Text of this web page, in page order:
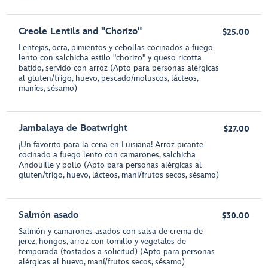
Creole Lentils and "Chorizo"
Lentejas, ocra, pimientos y cebollas cocinados a fuego
lento con salchicha estilo "chorizo" y queso ricotta
batido, servido con arroz (Apto para personas alérgicas
al gluten/trigo, huevo, pescado/moluscos, lácteos,
maníes, sésamo)
$25.00
Jambalaya de Boatwright
¡Un favorito para la cena en Luisiana! Arroz picante
cocinado a fuego lento con camarones, salchicha
Andouille y pollo (Apto para personas alérgicas al
gluten/trigo, huevo, lácteos, maní/frutos secos, sésamo)
$27.00
Salmón asado
Salmón y camarones asados con salsa de crema de
jerez, hongos, arroz con tomillo y vegetales de
temporada (tostados a solicitud) (Apto para personas
alérgicas al huevo, maní/frutos secos, sésamo)
$30.00